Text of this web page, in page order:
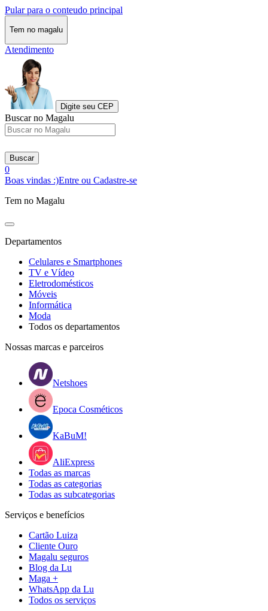
Pular para o conteudo principal
Tem no magalu
Atendimento
Digite seu CEP
Buscar no Magalu
Buscar
0
Boas vindas :)Entre ou Cadastre-se
Tem no Magalu
Departamentos
Celulares e Smartphones
TV e Vídeo
Eletrodomésticos
Móveis
Informática
Moda
Todos os departamentos
Nossas marcas e parceiros
Netshoes
Epoca Cosméticos
KaBuM!
AliExpress
Todas as marcas
Todas as categorias
Todas as subcategorias
Serviços e benefícios
Cartão Luiza
Cliente Ouro
Magalu seguros
Blog da Lu
Maga +
WhatsApp da Lu
Todos os serviços